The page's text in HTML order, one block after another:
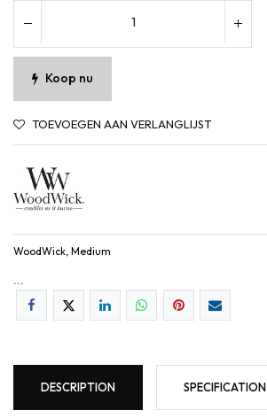
Koop nu
TOEVOEGEN AAN VERLANGLIJST
WoodWick, Medium
...
DESCRIPTION SPECIFICATION